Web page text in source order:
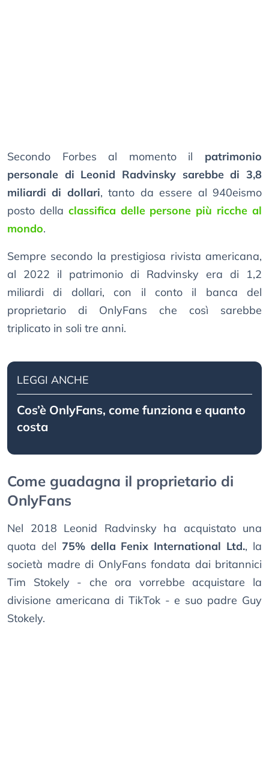
Secondo Forbes al momento il patrimonio
personale di Leonid Radvinsky sarebbe di 3,8
miliardi di dollari, tanto da essere al 940eismo
posto della classifica delle persone più ricche al
mondo.
Sempre secondo la prestigiosa rivista americana,
al 2022 il patrimonio di Radvinsky era di 1,2
miliardi di dollari, con il conto il banca del
proprietario di OnlyFans che così sarebbe
triplicato in soli tre anni.
LEGGI ANCHE
Cos’è OnlyFans, come funziona e quanto
costa
Come guadagna il proprietario di
OnlyFans
Nel 2018 Leonid Radvinsky ha acquistato una
quota del 75% della Fenix International Ltd., la
società madre di OnlyFans fondata dai britannici
Tim Stokely - che ora vorrebbe acquistare la
divisione americana di TikTok - e suo padre Guy
Stokely.